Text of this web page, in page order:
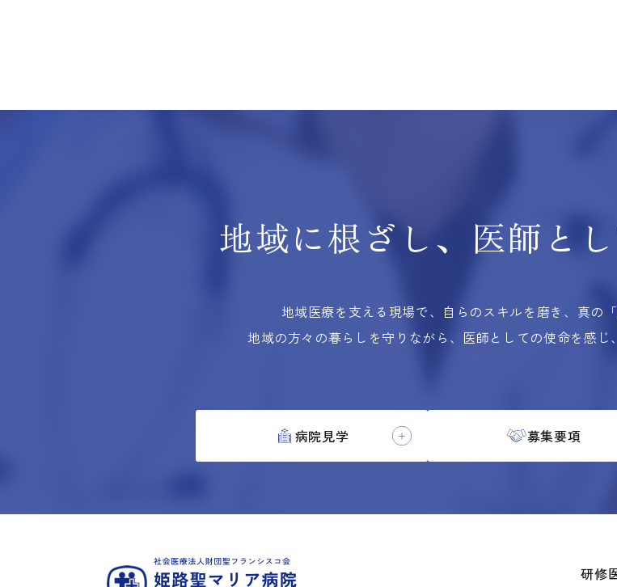
地域に根ざし、 医師と
地域医療を支える現場で、自らのスキルを磨き、 真の
地域の方々の暮らしを守りながら、医師としての使命を感じ
病院見学 募集要項
研修